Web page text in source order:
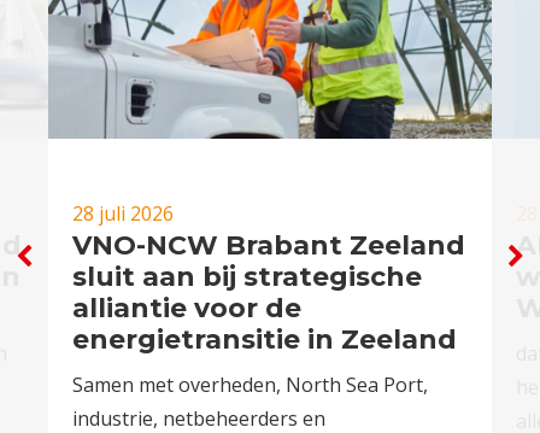
28 juli 2026
VNO-NCW Brabant Zeeland
sluit aan bij strategische
alliantie voor de
energietransitie in Zeeland
Samen met overheden, North Sea Port,
industrie, netbeheerders en